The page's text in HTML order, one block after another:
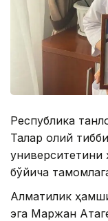
Республика
Талғар олий
бўйича
Алматилик
эга Маржан